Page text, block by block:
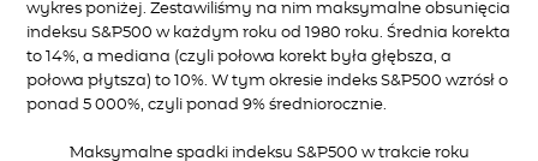
wykres poniżej. Zestawiliśmy na nim maksymalne obsunięcia
indeksu S&P500 w każdym roku od 1980 roku. Średnia korekta
to 14%, a mediana (czyli połowa korekt była głębsza, a
połowa płytsza) to 10%. W tym okresie indeks S&P500 wzrósł o
ponad 5 000%, czyli ponad 9% średniorocznie.
Maksymalne spadki indeksu S&P500 w trakcie roku